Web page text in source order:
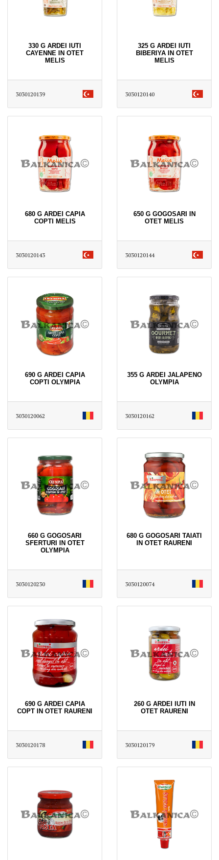
330 G ARDEI IUTI
CAYENNE IN OTET
MELIS
3030120139
325 G ARDEI IUTI
BIBERIYA IN OTET
MELIS
3030120140
680 G ARDEI CAPIA
COPTI MELIS
3030120143
650 G GOGOSARI IN
OTET MELIS
3030120144
690 G ARDEI CAPIA
COPTI OLYMPIA
3030120062
355 G ARDEI JALAPENO
OLYMPIA
3030120162
660 G GOGOSARI
SFERTURI IN OTET
OLYMPIA
3030120230
680 G GOGOSARI TAIATI
IN OTET RAURENI
3030120074
690 G ARDEI CAPIA
COPT IN OTET RAURENI
3030120178
260 G ARDEI IUTI IN
OTET RAURENI
3030120179